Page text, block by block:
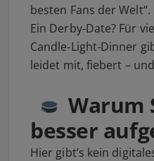
besten Fans der Welt“.
Ein Derby‑Date? Für
Candle‑Light‑Dinner
leidet mit, fiebert –
Warum
besser
Hier gibt’s kein